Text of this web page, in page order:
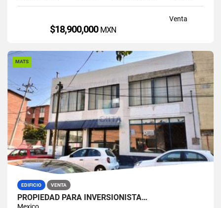
Venta
$18,900,000 MXN
MATS
EDIFICIO VENTA
PROPIEDAD PARA INVERSIONISTA…
Mexico